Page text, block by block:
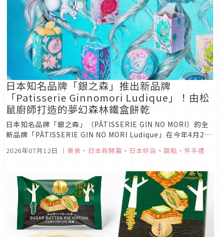
日本知名品牌「銀之森」推出新品牌
「Patisserie Ginnomori Ludique」！由松
鼠廚師打造的夢幻森林鐵盒餅乾
日本知名品牌「銀之森」（PÂTISSERIE GIN NO MORI）的全
新品牌「PÂTISSERIE GIN NO MORI Ludique」在今年4月25
「HAERA」展開2號店，並推出2款新商品系列，一起來看看！
2026年07月12日 ｜ 美食 、 日本新開幕 、 日本好店 、 甜點 、 伴手禮